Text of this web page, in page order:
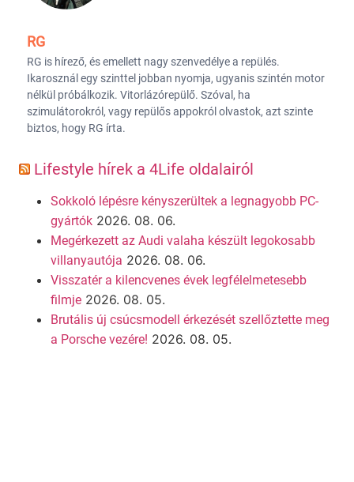
RG
RG is hírező, és emellett nagy szenvedélye a repülés.
Ikarosznál egy szinttel jobban nyomja, ugyanis szintén motor
nélkül próbálkozik. Vitorlázórepülő. Szóval, ha
szimulátorokról, vagy repülős appokról olvastok, azt szinte
biztos, hogy RG írta.
Lifestyle hírek a 4Life oldalairól
Sokkoló lépésre kényszerültek a legnagyobb PC-
gyártók 2026. 08. 06.
Megérkezett az Audi valaha készült legokosabb
villanyautója 2026. 08. 06.
Visszatér a kilencvenes évek legfélelmetesebb
filmje 2026. 08. 05.
Brutális új csúcsmodell érkezését szellőztette meg
a Porsche vezére! 2026. 08. 05.